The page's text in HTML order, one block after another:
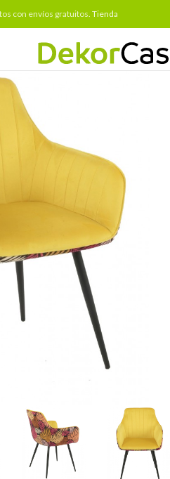
con envíos gratuitos. Tienda